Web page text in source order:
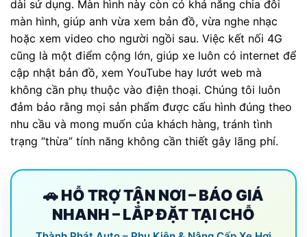
dài sử dụng. Màn hình này còn có khả năng chia đôi
màn hình, giúp anh vừa xem bản đồ, vừa nghe nhạc
hoặc xem video cho người ngồi sau. Việc kết nối 4G
cũng là một điểm cộng lớn, giúp xe luôn có internet để
cập nhật bản đồ, xem YouTube hay lướt web mà
không cần phụ thuộc vào điện thoại. Chúng tôi luôn
đảm bảo rằng mọi sản phẩm được cấu hình đúng theo
nhu cầu và mong muốn của khách hàng, tránh tình
trạng “thừa” tính năng không cần thiết gây lãng phí.
🚗 HỖ TRỢ TẬN NƠI – BÁO GIÁ
NHANH – LẮP ĐẶT TẠI CHỖ